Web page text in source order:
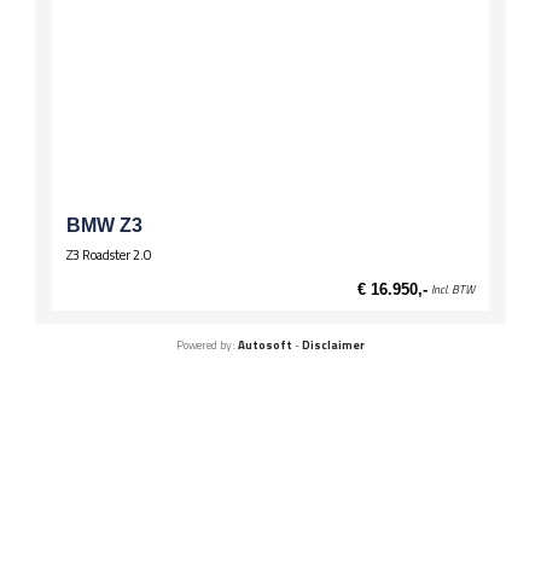
BMW Z3
Z3 Roadster 2.0
€ 16.950,- Incl. BTW
Powered by: Autosoft -Disclaimer